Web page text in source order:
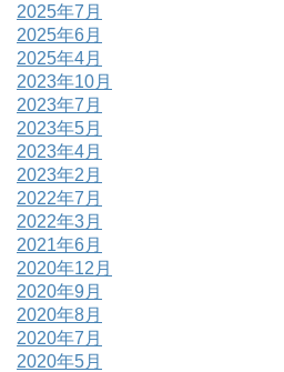
2025年7月
2025年6月
2025年4月
2023年10月
2023年7月
2023年5月
2023年4月
2023年2月
2022年7月
2022年3月
2021年6月
2020年12月
2020年9月
2020年8月
2020年7月
2020年5月